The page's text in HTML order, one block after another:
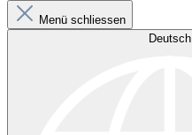
Menü schliessen
Deutsch